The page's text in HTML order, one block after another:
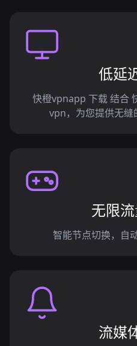
低延
快橙vpnapp 下载 结合
vpn，为您提供无缝
无限
智能节点切换，自
流媒